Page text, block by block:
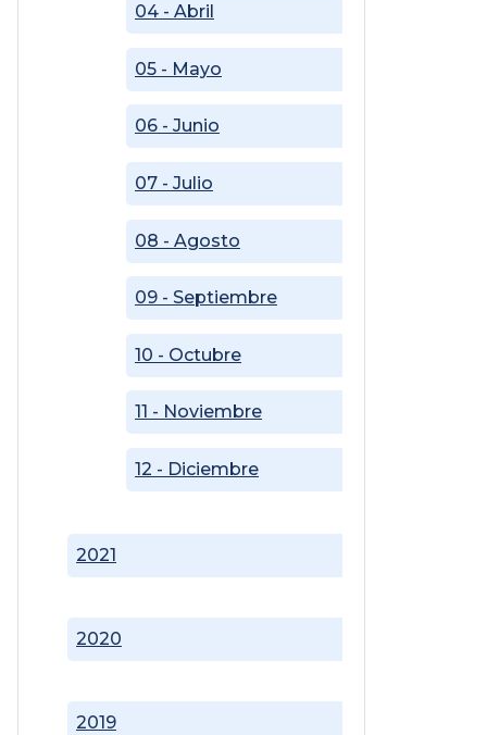
2019
2020
2021
04 - Abril
05 - Mayo
06 - Junio
07 - Julio
08 - Agosto
09 - Septiembre
10 - Octubre
11 - Noviembre
12 - Diciembre